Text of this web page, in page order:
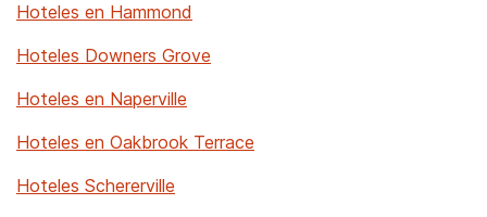
Hoteles en Hammond
Hoteles Downers Grove
Hoteles en Naperville
Hoteles en Oakbrook Terrace
Hoteles Schererville